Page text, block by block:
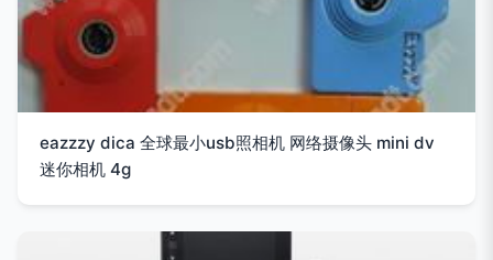
eazzzy dica 全球最小usb照相机 网络摄像头 mini dv
迷你相机 4g